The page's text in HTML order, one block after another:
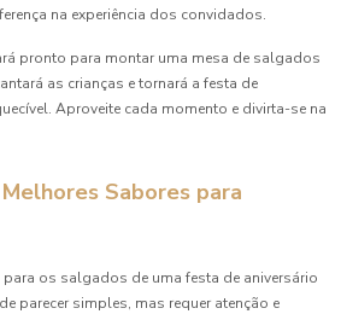
na experiência dos convidados.
pronto para montar uma mesa de salgados
as crianças e tornará a festa de
Aproveite cada momento e divirta-se na
Sabores para
os salgados de uma festa de aniversário
parecer simples, mas requer atenção e